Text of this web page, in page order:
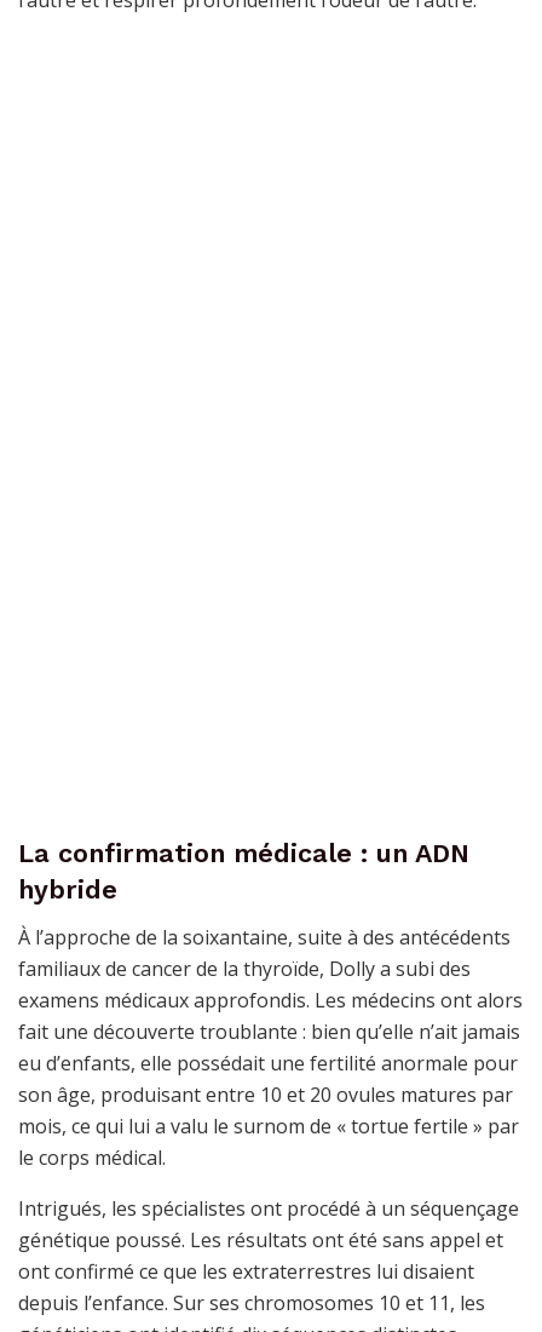
La confirmation médicale : un ADN
hybride
À l’approche de la soixantaine, suite à des antécédents
familiaux de cancer de la thyroïde, Dolly a subi des
examens médicaux approfondis. Les médecins ont alors
fait une découverte troublante : bien qu’elle n’ait jamais
eu d’enfants, elle possédait une fertilité anormale pour
son âge, produisant entre 10 et 20 ovules matures par
mois, ce qui lui a valu le surnom de « tortue fertile » par
le corps médical.
Intrigués, les spécialistes ont procédé à un séquençage
génétique poussé. Les résultats ont été sans appel et
ont confirmé ce que les extraterrestres lui disaient
depuis l’enfance. Sur ses chromosomes 10 et 11, les